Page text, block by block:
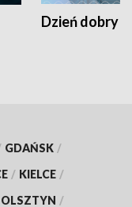
Dzień dobry
GDAŃSK /
/ KIELCE /
OLSZTYN /